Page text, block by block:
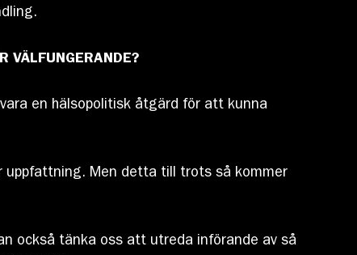
VÄLFUNGERANDE?
en hälsopolitisk åtgärd för att kunna
uppfattning. Men detta till trots så kommer
också tänka oss att utreda införande av så